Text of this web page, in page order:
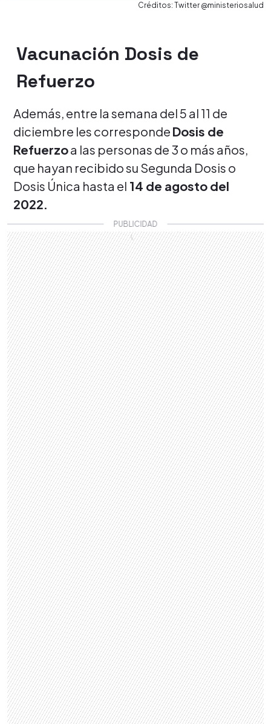
Créditos: Twitter @ministeriosalud
Vacunación Dosis de
Refuerzo
Además, entre la semana del 5 al 11 de
diciembre les corresponde Dosis de
Refuerzoa las personas de 3 o más años,
que hayan recibido su Segunda Dosis o
Dosis Única hasta el 14 de agosto del
2022.